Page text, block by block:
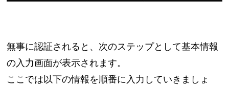
無事に認証されると、次のステップとして基本情報
の入力画面が表示されます。
ここでは以下の情報を順番に入力していきましょ